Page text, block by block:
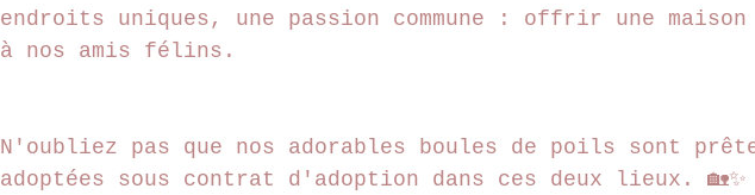
endroits uniques, une passion commune : offrir une maison
à nos amis félins.
N'oubliez pas que nos adorables boules de poils sont
adoptées sous contrat d'adoption dans ces deux lieux. 🏡✨